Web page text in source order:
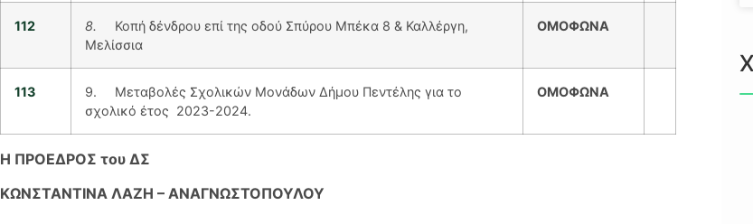
112 8. Κοπή δένδρου επί της οδού Σπύρου Μπέκα 8 & Καλλέργη,
Μελίσσια
ΟΜΟΦΩΝΑ
113
9. Μεταβολές Σχολικών Μονάδων Δήμου Πεντέλης για το
σχολικό έτος 2023-2024.
ΟΜΟΦΩΝΑ
Η ΠΡΟΕΔΡΟΣ του ΔΣ
ΚΩΝΣΤΑΝΤΙΝΑ ΛΑΖΗ – ΑΝΑΓΝΩΣΤΟΠΟΥΛΟΥ